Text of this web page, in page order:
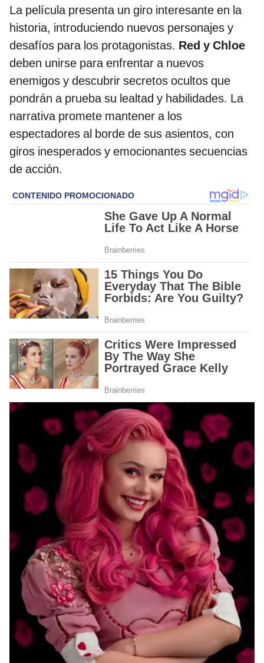
La película presenta un giro interesante en la
historia, introduciendo nuevos personajes y
desafíos para los protagonistas. Red y Chloe
deben unirse para enfrentar a nuevos
enemigos y descubrir secretos ocultos que
pondrán a prueba su lealtad y habilidades. La
narrativa promete mantener a los
espectadores al borde de sus asientos, con
giros inesperados y emocionantes secuencias
de acción.